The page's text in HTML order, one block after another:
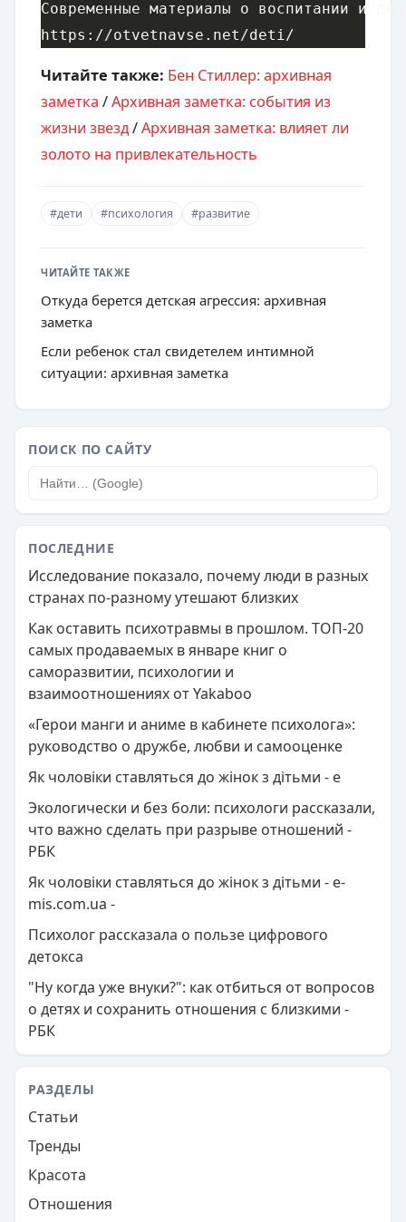
Читайте также: Бен Стиллер: архивная
заметка /Архивная заметка: события из
жизни звезд/Архивная заметка: влияет ли
золото на привлекательность
#дети #психология #развитие
ЧИТАЙТЕ ТАКЖЕ
Откуда берется детская агрессия: архивная
заметка
Если ребенок стал свидетелем интимной
ситуации: архивная заметка
ПОИСК ПО САЙТУ
ПОСЛЕДНИЕ
Исследование показало, почему люди в разных
странах по-разному утешают близких
Как оставить психотравмы в прошлом. ТОП-20
самых продаваемых в январе книг о
саморазвитии, психологии и
взаимоотношениях от Yakaboo
«Герои манги и аниме в кабинете психолога»:
руководство о дружбе, любви и самооценке
Як чоловіки ставляться до жінок з дітьми - e
Экологически и без боли: психологи рассказали,
что важно сделать при разрыве отношений -
РБК
Як чоловіки ставляться до жінок з дітьми - e-
mis.com.ua -
Психолог рассказала о пользе цифрового
детокса
"Ну когда уже внуки?": как отбиться от вопросов
о детях и сохранить отношения с близкими -
РБК
РАЗДЕЛЫ
Статьи
Тренды
Красота
Отношения